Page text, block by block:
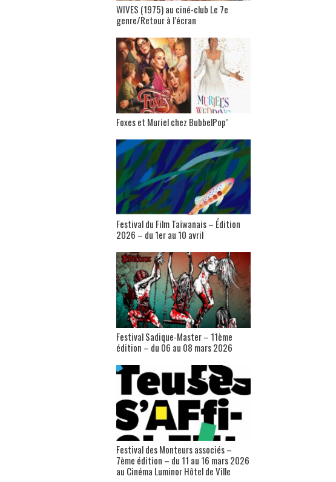
WIVES (1975) au ciné-club Le 7e
genre/Retour à l’écran
Foxes et Muriel chez BubbelPop’
Festival du Film Taïwanais – Édition
2026 – du 1er au 10 avril
Festival Sadique-Master – 11ème
édition – du 06 au 08 mars 2026
Festival des Monteurs associés –
7ème édition – du 11 au 16 mars 2026
au Cinéma Luminor Hôtel de Ville